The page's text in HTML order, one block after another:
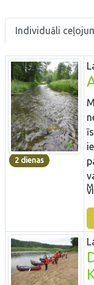
Individuāli
2 dienas